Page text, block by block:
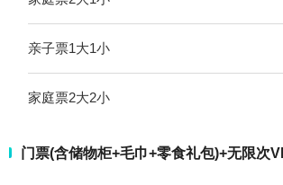
亲子票1大1小
家庭票2大2小
门票(含储物柜+毛巾+零食礼包)+无限次